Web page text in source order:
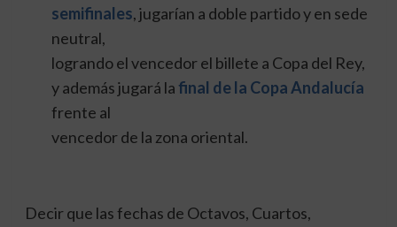
semifinales, jugarían a doble partido y en sede
neutral,
logrando el vencedor el billete a Copa del Rey,
y además jugará la final de la Copa Andalucía
frente al
vencedor de la zona oriental.
Decir que las fechas de Octavos, Cuartos,